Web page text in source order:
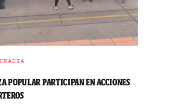
POPULAR PARTICIPAN EN ACCIONES